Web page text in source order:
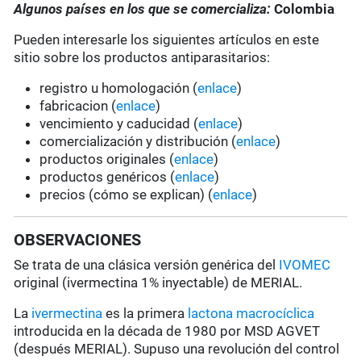
Algunos países en los que se comercializa:Colombia
Pueden interesarle los siguientes artículos en este
sitio sobre los productos antiparasitarios:
registro u homologación (enlace)
fabricacion (enlace)
vencimiento y caducidad (enlace)
comercialización y distribución (enlace)
productos originales (enlace)
productos genéricos (enlace)
precios (cómo se explican) (enlace)
OBSERVACIONES
Se trata de una clásica versión genérica del IVOMEC
original (ivermectina 1% inyectable) de MERIAL.
La ivermectina es la primera lactona macrocíclica
introducida en la década de 1980 por MSD AGVET
(después MERIAL). Supuso una revolución del control